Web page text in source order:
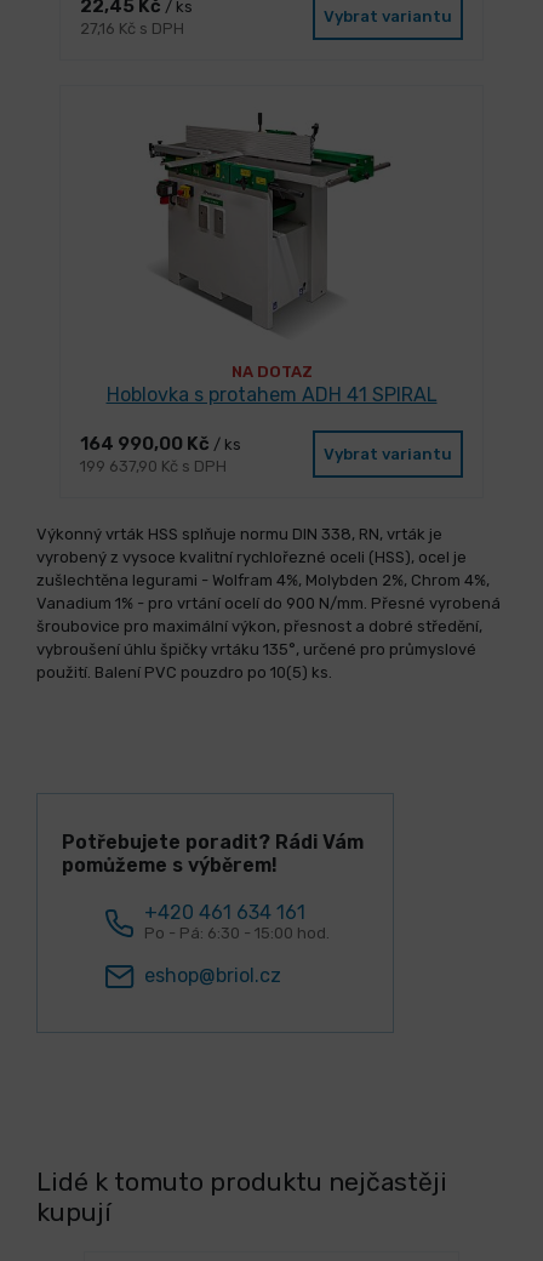
22,45 Kč / ks
27,16 Kč s DPH
Vybrat variantu
NA DOTAZ
Hoblovka s protahem ADH 41 SPIRAL
164 990,00 Kč / ks
199 637,90 Kč s DPH
Vybrat variantu
Výkonný vrták HSS splňuje normu DIN 338, RN, vrták je
vyrobený z vysoce kvalitní rychlořezné oceli (HSS), ocel je
zušlechtěna legurami - Wolfram 4%, Molybden 2%, Chrom 4%,
Vanadium 1% - pro vrtání ocelí do 900 N/mm. Přesné vyrobená
šroubovice pro maximální výkon, přesnost a dobré středění,
vybroušení úhlu špičky vrtáku 135°, určené pro průmyslové
použití. Balení PVC pouzdro po 10(5) ks.
Potřebujete poradit? Rádi Vám
pomůžeme s výběrem!
+420 461 634 161
Po - Pá: 6:30 - 15:00 hod.
eshop@briol.cz
Lidé k tomuto produktu nejčastěji
kupují